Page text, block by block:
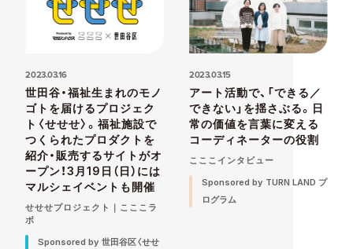
2023.03.16
世田谷・福祉生まれのモノ
ゴトを届けるプロジェク
ト〈せせせ〉。福祉施設で
つくられたプロダクトを
紹介・販売するサイトがオ
ープン！3月19日（日）には
マルシェイベントも開催
せせせプロジェクト｜こここラ
ボ
Sponsored by 世田谷区〈せせ
2023.03.15
アート活動で、「できる／
できない」を揺さぶる。日
常の価値を言葉に変える
コーディネーターの役割
こここインタビュー
Sponsored by TURN LAND プ
ログラム